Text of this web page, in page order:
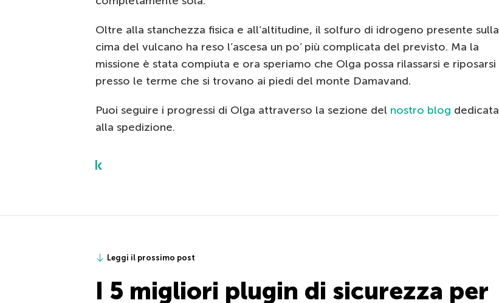
Oltre alla stanchezza fisica e all’altitudine, il solfuro di idrogeno presente sulla
cima del vulcano ha reso l’ascesa un po’ più complicata del previsto. Ma la
missione è stata compiuta e ora speriamo che Olga possa rilassarsi e riposarsi
presso le terme che si trovano ai piedi del monte Damavand.
Puoi seguire i progressi di Olga attraverso la sezione del nostro blog dedicata
alla spedizione.
Leggi il prossimo post
I 5 migliori plugin di sicurezza per